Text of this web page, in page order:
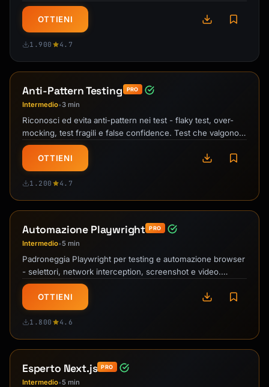
# docker-compose.override.yml
services:
  app:
    build:
      target: development
    volumes:
    command: npm run dev
```
## Common Commands
# Build and run
docker run -d -p 3000:3000 --name myapp myapp
# Compose
docker compose up -d
docker compose down -v
docker compose logs -f app
# Debug
docker exec -it container_name sh
docker logs container_name
# Cleanup
OTTIENI
1.900 4.7
Anti-Pattern Testing PRO
Intermedio•3 min
Riconosci ed evita anti-pattern nei test - flaky test, over-
mocking, test fragili e false confidence. Test che valgono.
Fantastico per …
OTTIENI
1.200 4.7
Automazione Playwright PRO
Intermedio•5 min
Padroneggia Playwright per testing e automazione browser
- selettori, network interception, screenshot e video.
Spacca i test E2E!
OTTIENI
1.800 4.6
Esperto Next.js PRO
Intermedio•5 min